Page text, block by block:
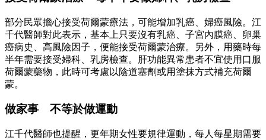
部分民眾擔心接受荷爾蒙療法，可能增加乳癌、婦癌風險。江
千代醫師對此表示，基本上只要沒有乳癌、子宮內膜癌、卵巢
癌病史、高風險因子，便能接受荷爾蒙治療。另外，用藥時每
半年需要接受婦科、乳房檢查。肝功能異常患者不宜使用口服
荷爾蒙藥物，此時可考慮以陰道塞劑或用塗抹方式補充荷爾
蒙。
做家事 不等於做運動
江千代醫師也提醒，更年期女性要規律運動，每人每星期需要